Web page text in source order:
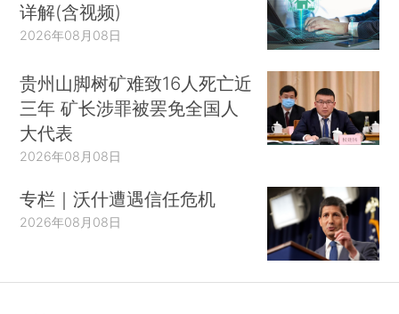
详解(含视频)
2026年08月08日
贵州山脚树矿难致16人死亡近
三年 矿长涉罪被罢免全国人
大代表
2026年08月08日
专栏｜沃什遭遇信任危机
2026年08月08日